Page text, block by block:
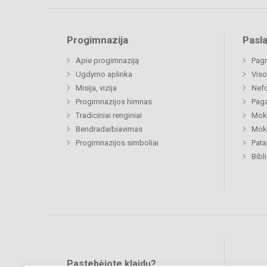
Progimnazija
Apie progimnaziją
Ugdymo aplinka
Misija, vizija
Progimnazijos himnas
Tradiciniai renginiai
Bendradarbiavimas
Progimnazijos simboliai
Pastebėjote klaidų?